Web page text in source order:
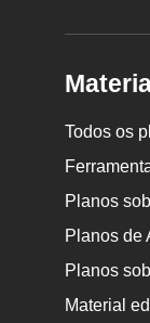
Todos os
Planos
Planos de
Planos
Material